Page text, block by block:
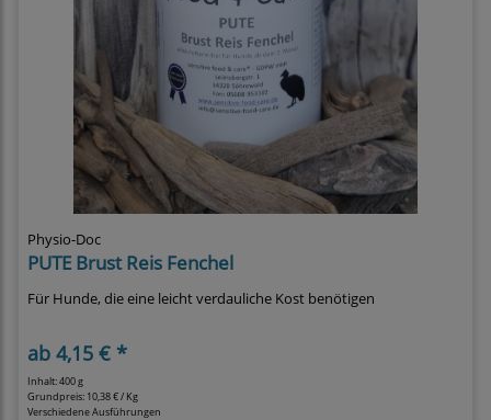
Physio-Doc
PUTE Brust Reis Fenchel
Für Hunde, die eine leicht verdauliche Kost benötigen
ab 4,15 € *
Inhalt: 400 g
Grundpreis: 10,38 € / Kg
Verschiedene Ausführungen